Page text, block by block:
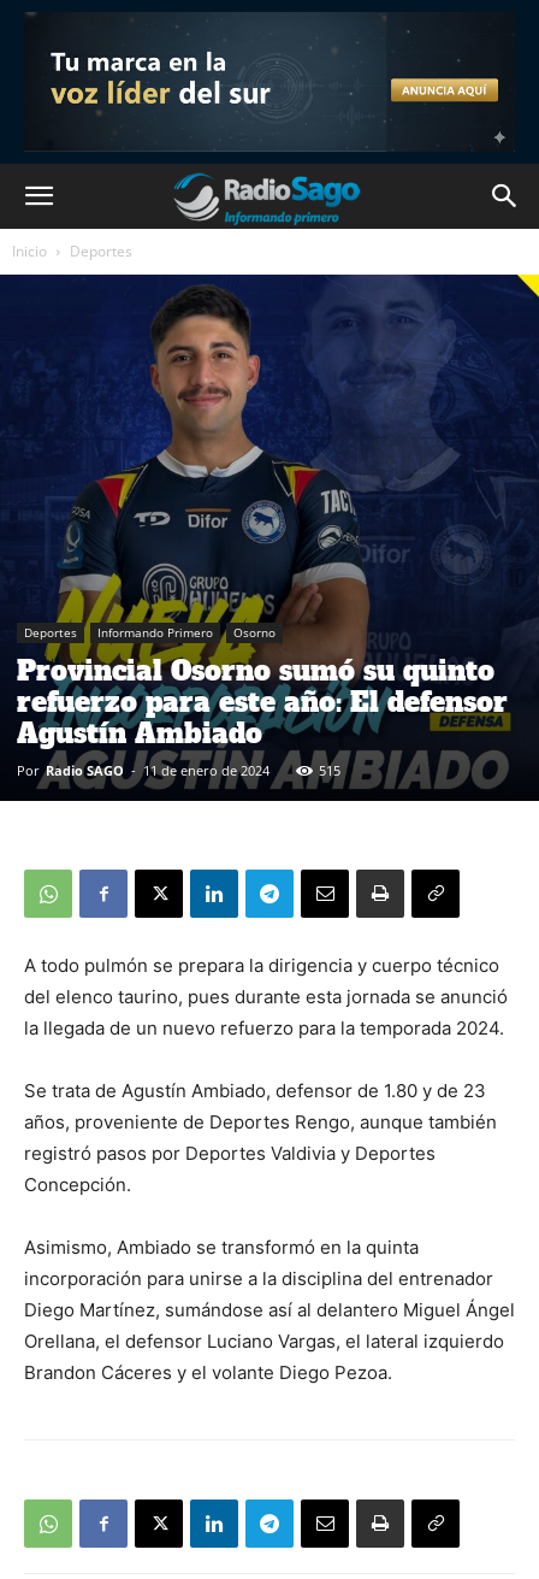
Inicio Deportes
Deportes Informando Primero Osorno
Provincial Osorno sumó su quinto
refuerzo para este año: El defensor
Agustín Ambiado
Por Radio SAGO - 11 de enero de 2024 515
A todo pulmón se prepara la dirigencia y cuerpo técnico
del elenco taurino, pues durante esta jornada se anunció
la llegada de un nuevo refuerzo para la temporada 2024.
Se trata de Agustín Ambiado, defensor de 1.80 y de 23
años, proveniente de Deportes Rengo, aunque también
registró pasos por Deportes Valdivia y Deportes
Concepción.
Asimismo, Ambiado se transformó en la quinta
incorporación para unirse a la disciplina del entrenador
Diego Martínez, sumándose así al delantero Miguel Ángel
Orellana, el defensor Luciano Vargas, el lateral izquierdo
Brandon Cáceres y el volante Diego Pezoa.